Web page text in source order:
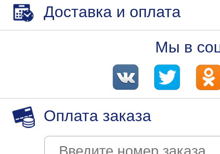
Доставка и оплата
Мы в
Оплата заказа